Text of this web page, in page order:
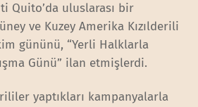
Quito’da uluslarası bir
ve Kuzey Amerika Kızılderili
gününü, “Yerli Halklarla
Günü” ilan etmişlerdi.
yaptıkları kampanyalarla